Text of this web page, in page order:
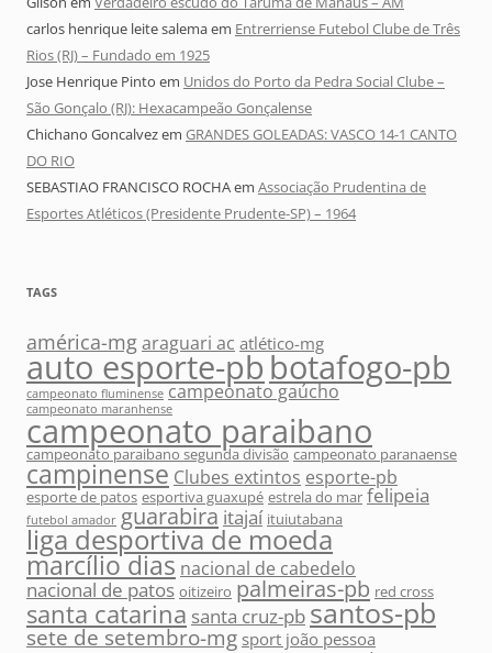
carlos henrique leite salemaem Entrerriense Futebol Clube de Três
Rios (RJ) – Fundado em 1925
Jose Henrique Pinto em Unidos do Porto da Pedra Social Clube –
São Gonçalo (RJ): Hexacampeão Gonçalense
Chichano Goncalvezem GRANDES GOLEADAS: VASCO 14-1 CANTO
DO RIO
SEBASTIAO FRANCISCO ROCHAem Associação Prudentina de
Esportes Atléticos (Presidente Prudente-SP) – 1964
TAGS
américa-mgaraguari ac atlético-mg
auto esporte-pb botafogo-pb
campeonato fluminense campeonato gaúcho
campeonato maranhense
campeonato paraibano
campeonato paraibano segunda divisão campeonato paranaense
campinense Clubes extintos esporte-pb
esporte de patos esportiva guaxupé estrela do mar felipeia
futebol amador guarabira itajaí ituiutabana
liga desportiva de moeda
marcílio dias nacional de cabedelo
nacional de patos oitizeiro palmeiras-pb red cross
santa catarina santa cruz-pbsantos-pb
sete de setembro-mg sport joão pessoa